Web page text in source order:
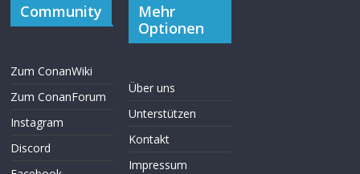
Community
Zum ConanWiki
Zum ConanForum
Instagram
Discord
Mehr
Optionen
Über uns
Unterstützen
Kontakt
Impressum